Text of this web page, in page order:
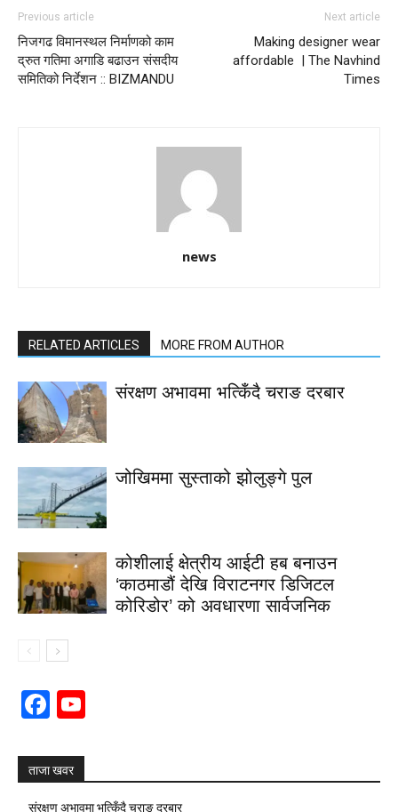
Previous article
निजगढ विमानस्थल निर्माणको काम
द्रुत गतिमा अगाडि बढाउन संसदीय
समितिको निर्देशन :: BIZMANDU
Next article
Making designer wear
affordable | The Navhind
Times
news
RELATED ARTICLES MORE FROM AUTHOR
संरक्षण अभावमा भत्किँदै चराङ दरबार
जोखिममा सुस्ताको झोलुङ्गे पुल
कोशीलाई क्षेत्रीय आईटी हब बनाउन
‘काठमाडौं देखि विराटनगर डिजिटल
कोरिडोर’ को अवधारणा सार्वजनिक
Facebook
ताजा खवर
संरक्षण अभावमा भत्किँदै चराङ दरबार